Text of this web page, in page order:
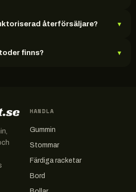
återförsäljare? ▾
finns? ▾
HANDLA
Gummin
Stommar
Färdiga racketar
Bord